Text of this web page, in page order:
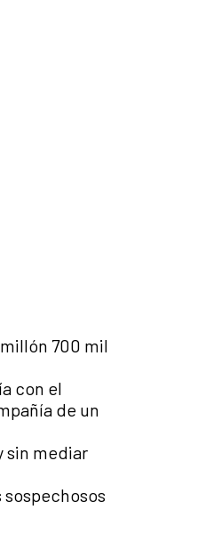
700 mil
con el
de un
sin mediar